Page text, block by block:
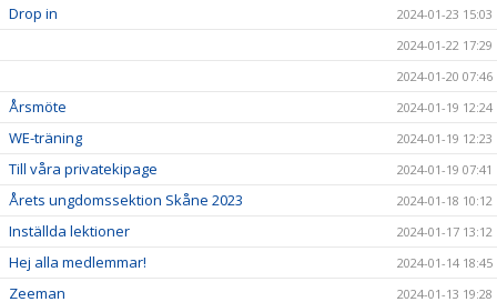
Drop in
2024-01-23 15:03
2024-01-22 17:29
2024-01-20 07:46
Årsmöte 2024-01-19 12:24
WE-träning 2024-01-19 12:23
Till våra privatekipage 2024-01-19 07:41
Årets ungdomssektion Skåne 2023 2024-01-18 10:12
Inställda lektioner 2024-01-17 13:12
Hej alla medlemmar! 2024-01-14 18:45
Zeeman 2024-01-13 19:28